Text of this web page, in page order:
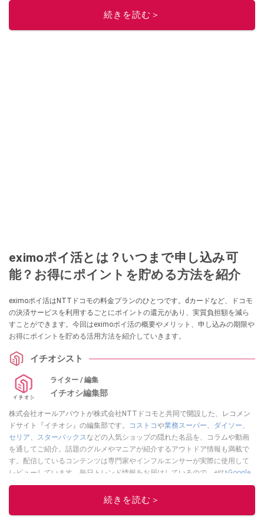
レビューしています。毎日トレンド情報をお届けしているので、ぜひ
してください！続きを読む＞
eximoポイ活とは？いつまで申し込み可
能？お得にポイントを貯める方法を紹介
eximoポイ活はNTTドコモの料金プランのひとつです。dカードなど、ドコモ
の決済サービスを利用するごとにポイントの還元があり、実質負担額を減ら
すことができます。今回はeximoポイ活の概要やメリット、申し込みの期限や
お得にポイントを貯める活用方法を紹介していきます。
イチオシスト
ライター / 編集
イチオシ編集部
株式会社オールアバウトが株式会社NTTドコモと共同で開設した、レコメン
ドサイト『イチオシ』の編集部です。
コストコや業務スーパー、 ダイソー、
セリア、 スターバックスなどの人気ショップの隠れた名品を、コラムや動画
を通してご紹介。話題のグルメやマニアが紹介するアウトドア情報も満載で
す。配信しているコンテンツは専門家やインフルエンサーが実際に使用して
レビューしています。毎日トレンド情報をお届けしているので、ぜひGoogle
ニュースでフォローしてください！
このイチオシストの他の記事を読む
続きを読む＞